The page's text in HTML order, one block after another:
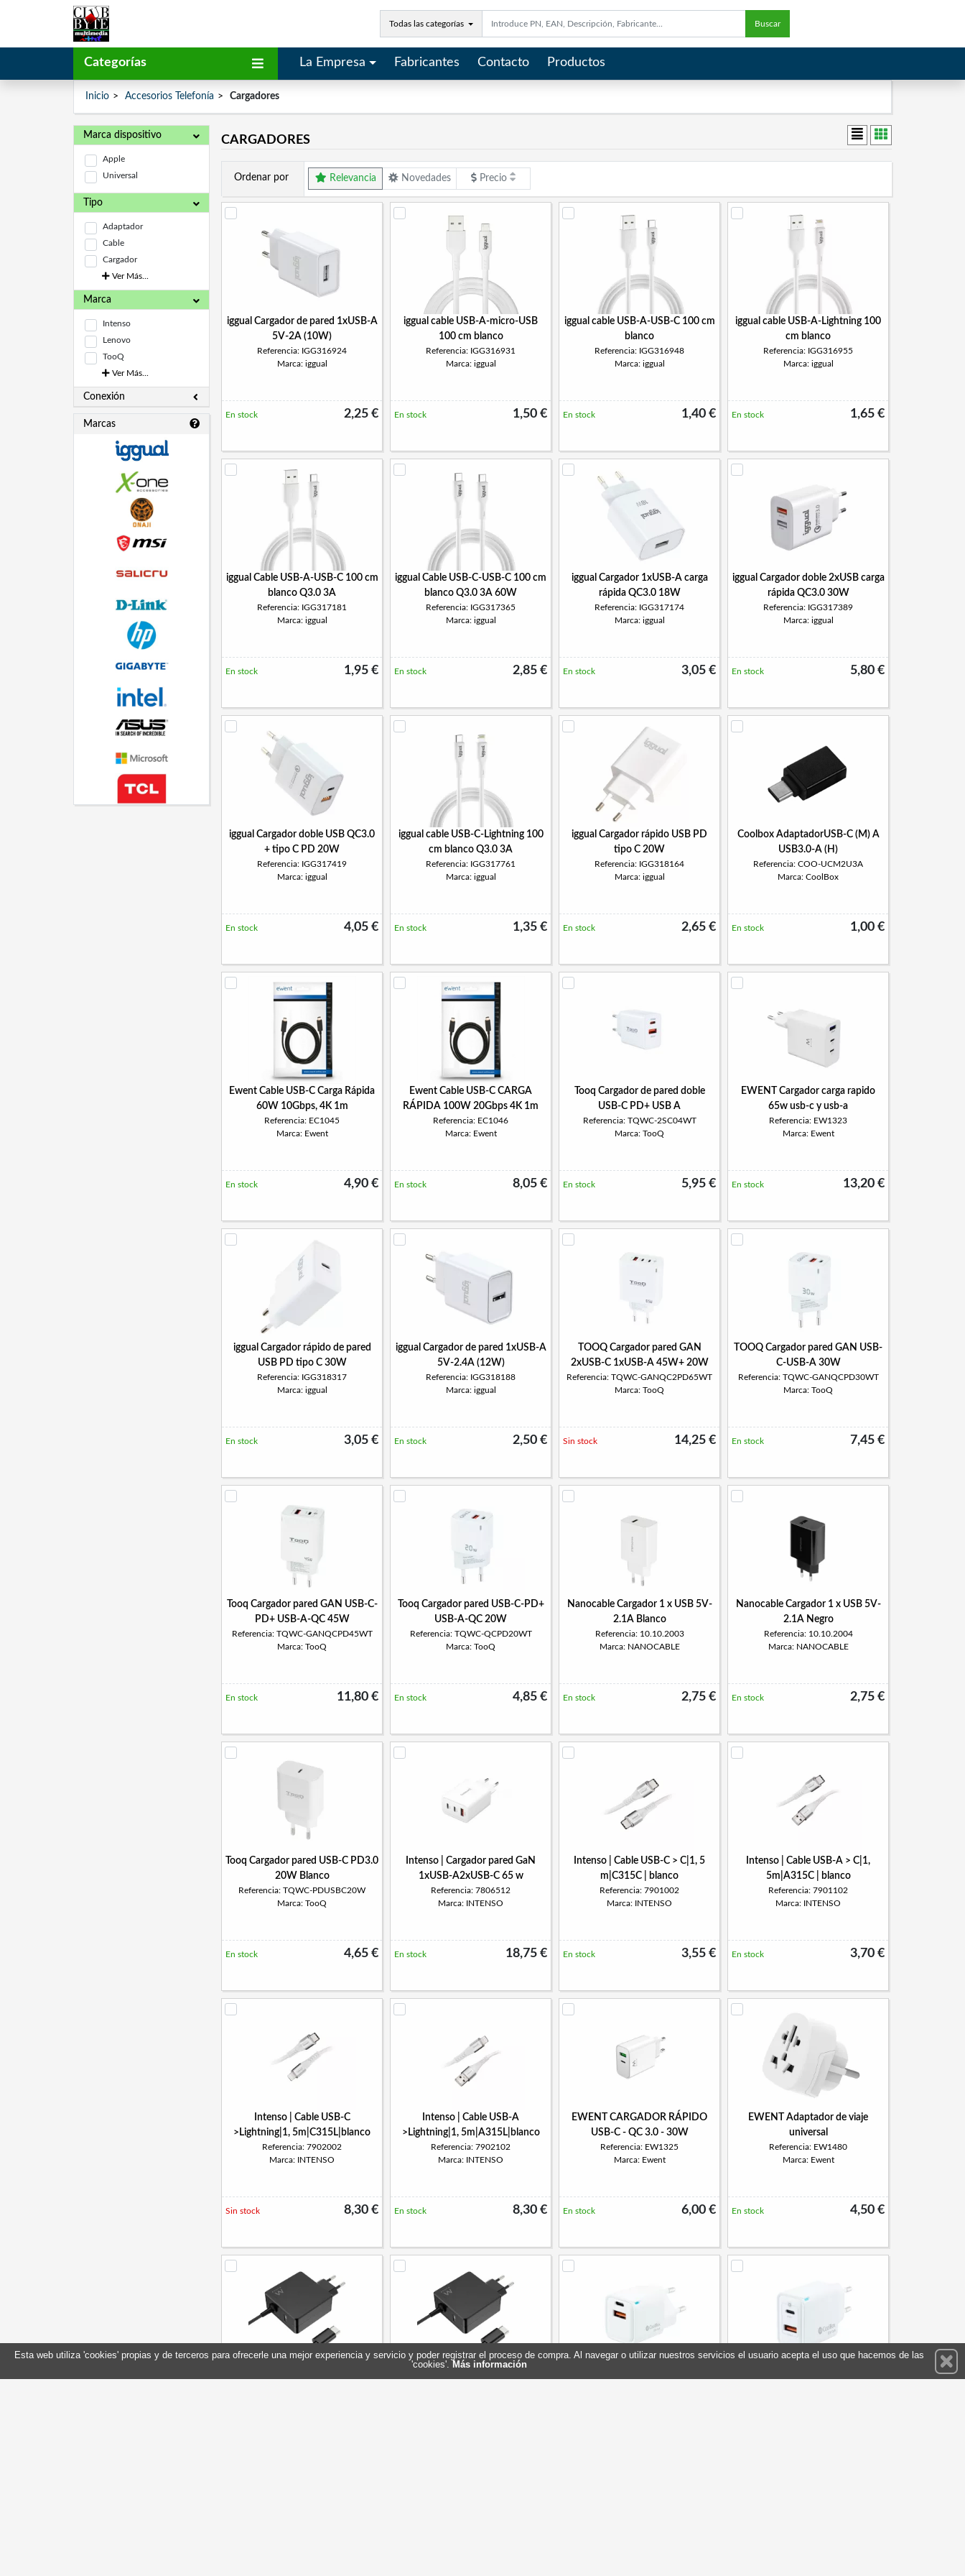
Todas las categorías Buscar
Categorías La Empresa Fabricantes Contacto Productos
Inicio Accesorios Telefonía Cargadores
Marca dispositivo
Apple
Universal
Tipo
Adaptador
Cable
Cargador
Ver Más...
Marca
Intenso
Lenovo
TooQ
Ver Más...
Conexión
Marcas
CARGADORES
Ordenar por Relevancia Novedades Precio
iggual Cargador de pared 1xUSB-A
5V-2A (10W)
Referencia: IGG316924
Marca: iggual
2,25 €
En stock
iggual cable USB-A-micro-USB
100 cm blanco
Referencia: IGG316931
Marca: iggual
1,50 €
En stock
iggual cable USB-A-USB-C 100 cm
blanco
Referencia: IGG316948
Marca: iggual
1,40 €
En stock
iggual cable USB-A-Lightning 100
cm blanco
Referencia: IGG316955
Marca: iggual
1,65 €
En stock
iggual Cable USB-A-USB-C 100 cm
blanco Q3.0 3A
Referencia: IGG317181
Marca: iggual
1,95 €
En stock
iggual Cable USB-C-USB-C 100 cm
blanco Q3.0 3A 60W
Referencia: IGG317365
Marca: iggual
2,85 €
En stock
iggual Cargador 1xUSB-A carga
rápida QC3.0 18W
Referencia: IGG317174
Marca: iggual
3,05 €
En stock
iggual Cargador doble 2xUSB carga
rápida QC3.0 30W
Referencia: IGG317389
Marca: iggual
5,80 €
En stock
iggual Cargador doble USB QC3.0
+ tipo C PD 20W
Referencia: IGG317419
Marca: iggual
4,05 €
En stock
iggual cable USB-C-Lightning 100
cm blanco Q3.0 3A
Referencia: IGG317761
Marca: iggual
1,35 €
En stock
iggual Cargador rápido USB PD
tipo C 20W
Referencia: IGG318164
Marca: iggual
2,65 €
En stock
Coolbox AdaptadorUSB-C (M) A
USB3.0-A (H)
Referencia: COO-UCM2U3A
Marca: CoolBox
1,00 €
En stock
Ewent Cable USB-C Carga Rápida
60W 10Gbps, 4K 1m
Referencia: EC1045
Marca: Ewent
4,90 €
En stock
Ewent Cable USB-C CARGA
RÁPIDA 100W 20Gbps 4K 1m
Referencia: EC1046
Marca: Ewent
8,05 €
En stock
Tooq Cargador de pared doble
USB-C PD+ USB A
Referencia: TQWC-2SC04WT
Marca: TooQ
5,95 €
En stock
EWENT Cargador carga rapido
65w usb-c y usb-a
Referencia: EW1323
Marca: Ewent
13,20 €
En stock
iggual Cargador rápido de pared
USB PD tipo C 30W
Referencia: IGG318317
Marca: iggual
3,05 €
En stock
iggual Cargador de pared 1xUSB-A
5V-2.4A (12W)
Referencia: IGG318188
Marca: iggual
2,50 €
En stock
TOOQ Cargador pared GAN
2xUSB-C 1xUSB-A 45W+ 20W
Referencia: TQWC-GANQC2PD65WT
Marca: TooQ
14,25 €
Sin stock
TOOQ Cargador pared GAN USB-
C-USB-A 30W
Referencia: TQWC-GANQCPD30WT
Marca: TooQ
7,45 €
En stock
Tooq Cargador pared GAN USB-C-
PD+ USB-A-QC 45W
Referencia: TQWC-GANQCPD45WT
Marca: TooQ
11,80 €
En stock
Tooq Cargador pared USB-C-PD+
USB-A-QC 20W
Referencia: TQWC-QCPD20WT
Marca: TooQ
4,85 €
En stock
Nanocable Cargador 1 x USB 5V-
2.1A Blanco
Referencia: 10.10.2003
Marca: NANOCABLE
2,75 €
En stock
Nanocable Cargador 1 x USB 5V-
2.1A Negro
Referencia: 10.10.2004
Marca: NANOCABLE
2,75 €
En stock
Tooq Cargador pared USB-C PD3.0
20W Blanco
Referencia: TQWC-PDUSBC20W
Marca: TooQ
4,65 €
En stock
Intenso | Cargador pared GaN
1xUSB-A2xUSB-C 65 w
Referencia: 7806512
Marca: INTENSO
18,75 €
En stock
Intenso | Cable USB-C > C|1, 5
m|C315C | blanco
Referencia: 7901002
Marca: INTENSO
3,55 €
En stock
Intenso | Cable USB-A > C|1,
5m|A315C | blanco
Referencia: 7901102
Marca: INTENSO
3,70 €
En stock
Intenso | Cable USB-C
>Lightning|1, 5m|C315L|blanco
Referencia: 7902002
Marca: INTENSO
8,30 €
Sin stock
Intenso | Cable USB-A
>Lightning|1, 5m|A315L|blanco
Referencia: 7902102
Marca: INTENSO
8,30 €
En stock
EWENT CARGADOR RÁPIDO
USB-C - QC 3.0 - 30W
Referencia: EW1325
Marca: Ewent
6,00 €
En stock
EWENT Adaptador de viaje
universal
Referencia: EW1480
Marca: Ewent
4,50 €
En stock
Esta web utiliza 'cookies' propias y de terceros para ofrecerle una mejor experiencia y servicio y poder registrar el proceso de compra. Al navegar o utilizar nuestros servicios el usuario acepta el uso que hacemos de las
'cookies'. Más información